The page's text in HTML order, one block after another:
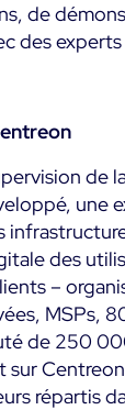
Open
English
de
des
de
une
des
–
MSPs,
de 250
sur
répartis